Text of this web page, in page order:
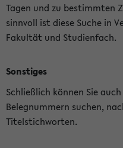
Tagen und zu bestimmten
sinnvoll ist diese Suche in
Fakultät und Studienfach.
Sonstiges
Schließlich können Sie
Belegnummern suchen,
Titelstichworten.